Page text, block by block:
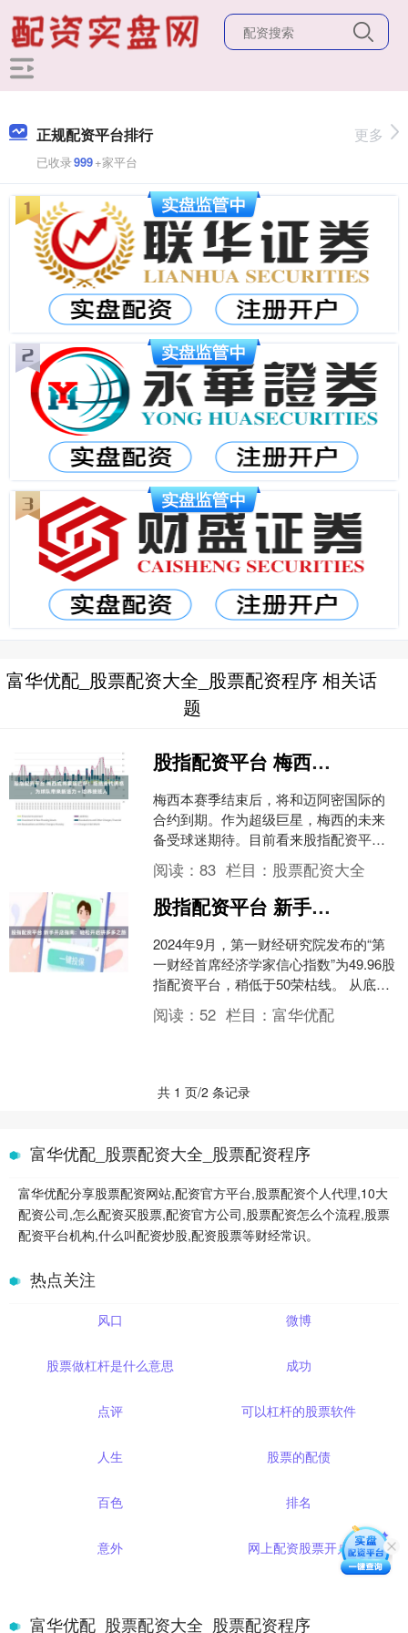
正规配资平台排行
已收录999+家平台
更多
富华优配_股票配资大全_股票配资程序 相关话
题
股指配资平台 梅西或将重返巴萨！拒绝金钱诱惑，为球队带来新活力＋培养接班人
梅西本赛季结束后，将和迈阿密国际的
合约到期。作为超级巨星，梅西的未来
备受球迷期待。目前看来股指配资平
台，梅西重返巴萨的可能性很大。据西
班牙记者透露，梅西对于回归....
阅读：83 栏目： 股票配资大全
股指配资平台 新手开店指南：轻松开启拼多多之旅
2024年9月，第一财经研究院发布的“第
一财经首席经济学家信心指数”为49.96股
指配资平台，稍低于50荣枯线。 从底层
资产类型来看，房地产类（产权类）公
募RE....
阅读： 52 栏目：富华优配
共 1 页/2 条记录
富华优配_股票配资大全_股票配资程序
富华优配分享股票配资网站,配资官方平台,股票配资个人代理,10大
配资公司,怎么配资买股票,配资官方公司,股票配资怎么个流程,股票
配资平台机构,什么叫配资炒股,配资股票等财经常识。
热点关注
风口 微博
股票做杠杆是什么意思 成功
点评 可以杠杆的股票软件
人生 股票的配债
百色 排名
意外 网上配资股票开户
富华优配_股票配资大全_股票配资程序